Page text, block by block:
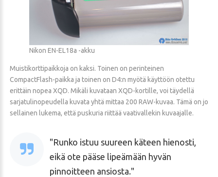
Nikon EN-EL18a -akku
Muistikorttipaikkoja on kaksi. Toinen on perinteinen
CompactFlash-paikka ja toinen on D4:n myötä käyttöön otettu
erittäin nopea XQD. Mikäli kuvataan XQD-kortille, voi täydellä
sarjatulinopeudella kuvata yhtä mittaa 200 RAW-kuvaa. Tämä on jo
sellainen lukema, että puskuria riittää vaativallekin kuvaajalle.
Runko istuu suureen käteen hienosti,
eikä ote pääse lipeämään hyvän
pinnoitteen ansiosta.